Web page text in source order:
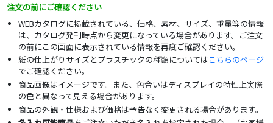
注文の前にご確認ください
WEBカタログに掲載されている、価格、素材、サイズ、重量等の情報
は、カタログ発刊時点から変更になっている場合があります。ご注文
の前にこの画面に表示されている情報を再度ご確認ください。
紙の仕上がりサイズとプラスチックの種類についてはこちらのページ
でご確認ください。
商品画像はイメージです。また、色合いはディスプレイの特性上実際
の色と異なって見える場合があります。
商品の外観・仕様および価格は予告なく変更される場合があります。